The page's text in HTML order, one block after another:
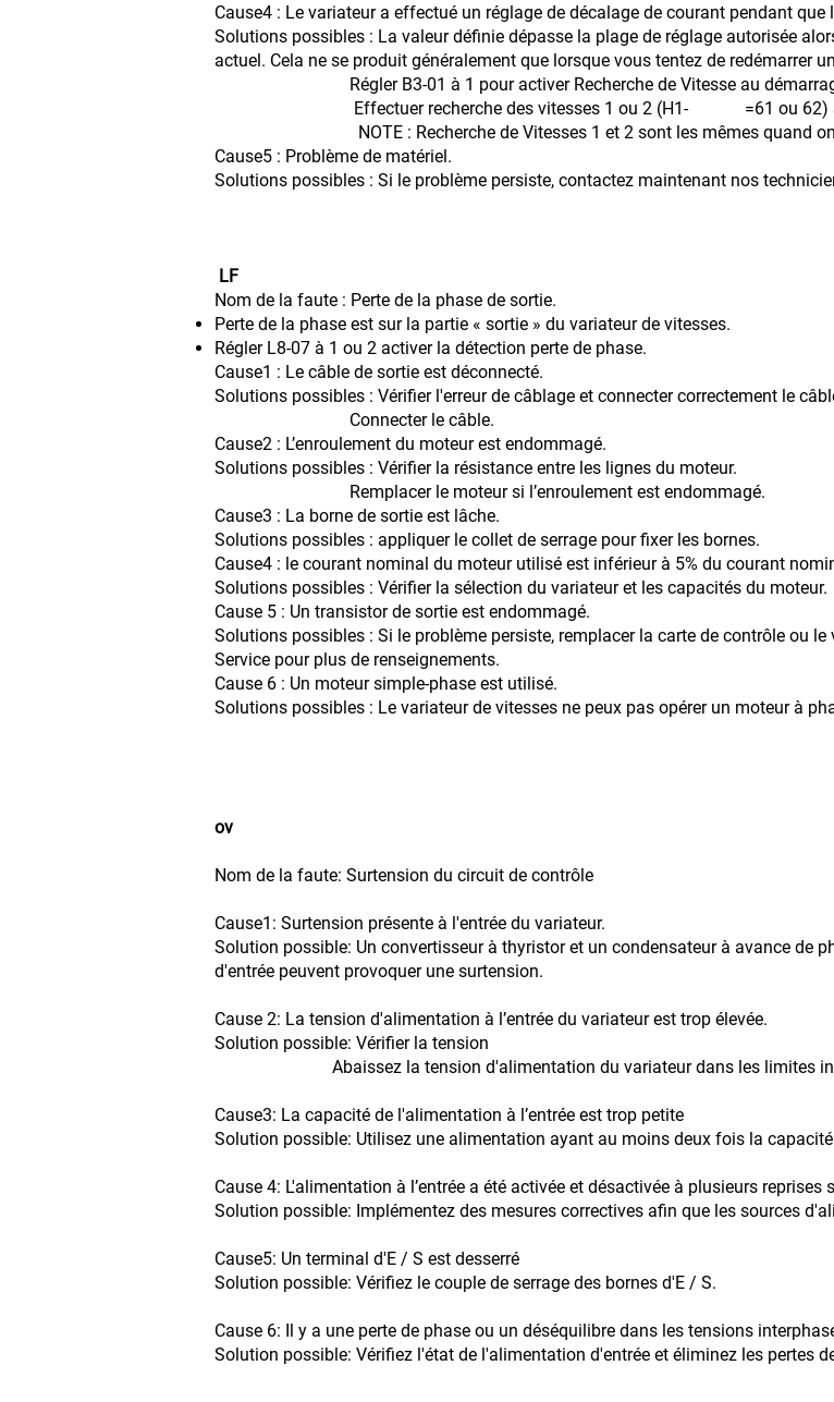
Cause4 : Le variateur a effectué un réglage de décalage de courant pendant que
Solutions possibles : La valeur définie dépasse la plage de réglage autorisée
actuel. Cela ne se produit généralement que lorsque vous tentez de redémarrer
Régler B3-01 à 1 pour activer Recherche de Vitesse au
Effectuer recherche des vitesses 1 ou 2 (H1- =61 ou 62)
NOTE : Recherche de Vitesses 1 et 2 sont les mêmes quand on
Cause5 : Problème de matériel.
Solutions possibles : Si le problème persiste, contactez maintenant nos
LF
Nom de la faute : Perte de la phase de sortie.
Perte de la phase est sur la partie « sortie » du variateur de vitesses.
Régler L8-07 à 1 ou 2 activer la détection perte de phase.
Cause1 : Le câble de sortie est déconnecté.
Solutions possibles : Vérifier l'erreur de câblage et connecter correctement le
Connecter le câble.
Cause2 : L’enroulement du moteur est endommagé.
Solutions possibles : Vérifier la résistance entre les lignes du moteur.
Remplacer le moteur si l’enroulement est endommagé.
Cause3 : La borne de sortie est lâche.
Solutions possibles : appliquer le collet de serrage pour fixer les bornes.
Cause4 : le courant nominal du moteur utilisé est inférieur à 5% du courant
Solutions possibles : Vérifier la sélection du variateur et les capacités du moteur.
Cause 5 : Un transistor de sortie est endommagé.
Solutions possibles : Si le problème persiste, remplacer la carte de contrôle ou
Service pour plus de renseignements.
Cause 6 : Un moteur simple-phase est utilisé.
Solutions possibles : Le variateur de vitesses ne peux pas opérer un moteur à
ov
Nom de la faute: Surtension du circuit de contrôle
Cause1: Surtension présente à l'entrée du variateur.
Solution possible: Un convertisseur à thyristor et un condensateur à avance de
d'entrée peuvent provoquer une surtension.
Cause 2: La tension d'alimentation à l’entrée du variateur est trop élevée.
Solution possible: Vérifier la tension
Abaissez la tension d'alimentation du variateur dans les limites
Cause3: La capacité de l'alimentation à l’entrée est trop petite
Solution possible: Utilisez une alimentation ayant au moins deux fois la capacité
Cause 4: L'alimentation à l’entrée a été activée et désactivée à plusieurs reprises
Solution possible: Implémentez des mesures correctives afin que les sources
Cause5: Un terminal d'E / S est desserré
Solution possible: Vérifiez le couple de serrage des bornes d'E / S.
Cause 6: Il y a une perte de phase ou un déséquilibre dans les tensions
Solution possible: Vérifiez l'état de l'alimentation d'entrée et éliminez les pertes